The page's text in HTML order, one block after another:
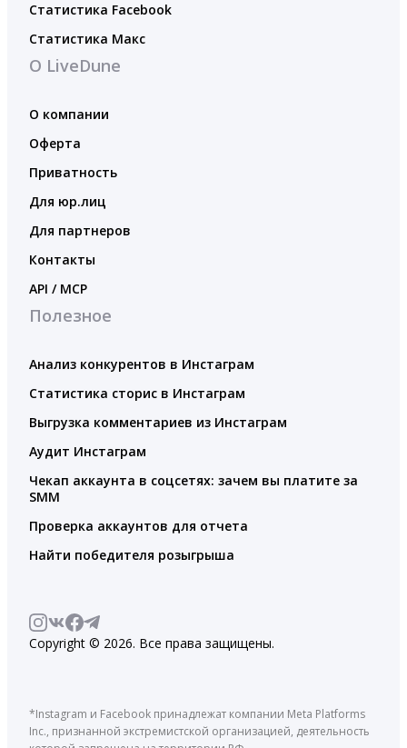
Статистика Facebook
Статистика Макс
О LiveDune
О компании
Оферта
Приватность
Для юр.лиц
Для партнеров
Контакты
API / MCP
Полезное
Анализ конкурентов в Инстаграм
Статистика сторис в Инстаграм
Выгрузка комментариев из Инстаграм
Аудит Инстаграм
Чекап аккаунта в соцсетях: зачем вы платите за
SMM
Проверка аккаунтов для отчета
Найти победителя розыгрыша
Copyright © 2026. Все права защищены.
*Instagram и Facebook принадлежат компании Meta Platforms
Inc., признанной экстремистской организацией, деятельность